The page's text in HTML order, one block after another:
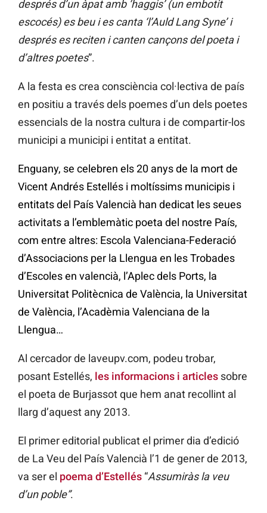
després d’un àpat amb ‘haggis’ (un embotit
escocés) es beu i es canta ‘l’Auld Lang Syne’ i
després es reciten i canten cançons del poeta i
d’altres poetes”.
A la festa es crea consciència col·lectiva de país
en positiu a través dels poemes d’un dels poetes
essencials de la nostra cultura i de compartir-los
municipi a municipi i entitat a entitat.
Enguany, se celebren els 20 anys de la mort de
Vicent Andrés Estellés i moltíssims municipis i
entitats del País Valencià han dedicat les seues
activitats a l’emblemàtic poeta del nostre País,
com entre altres: Escola Valenciana-Federació
d’Associacions per la Llengua en les Trobades
d’Escoles en valencià, l’Aplec dels Ports, la
Universitat Politècnica de València, la Universitat
de València, l’Acadèmia Valenciana de la
Llengua…
Al cercador de laveupv.com, podeu trobar,
posant Estellés, les informacions i articles sobre
el poeta de Burjassot que hem anat recollint al
llarg d’aquest any 2013.
El primer editorial publicat el primer dia d’edició
de La Veu del País Valencià l’1 de gener de 2013,
va ser el poema d’Estellés “Assumiràs la veu
d’un poble”.